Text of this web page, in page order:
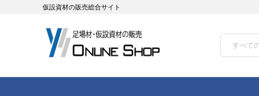
仮設資材の販売総合サイト